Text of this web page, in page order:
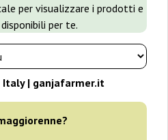
per visualizzare i prodotti e
per te.
Italy | ganjafarmer.it